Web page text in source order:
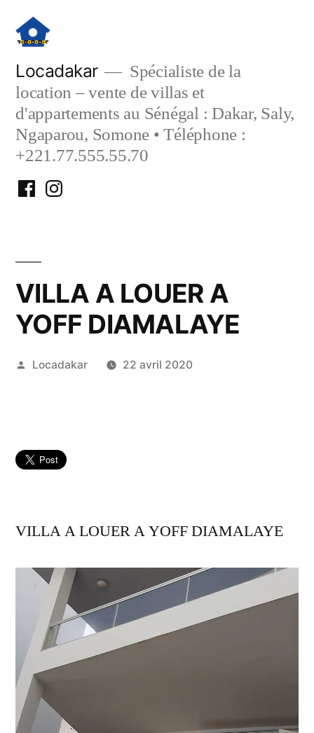
contenu
Locadakar
Spécialiste de la
location – vente de villas et
d'appartements au Sénégal : Dakar, Saly,
Ngaparou, Somone • Téléphone :
+221.77.555.55.70
FacebookInstagram
VILLA A LOUER A
YOFF DIAMALAYE
Publié
Locadakar 22 avril 2020
VILLA A LOUER A YOFF DIAMALAYE